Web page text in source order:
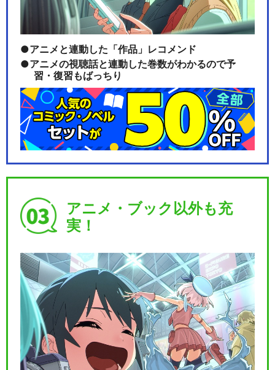
アニメと連動した「作品」レコメンド
アニメの視聴話と連動した巻数がわかるので予
習・復習もばっちり
アニメ・ブック以外も充
実！